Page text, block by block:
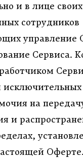
и в лице своих
сотрудников
управление
Сервиса.
исключительных
на
и
Оферте.